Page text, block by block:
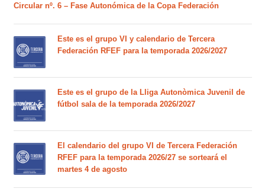
Circular nº. 6 – Fase Autonómica de la Copa Federación
Este es el grupo VI y calendario de Tercera
Federación RFEF para la temporada 2026/2027
Este es el grupo de la Lliga Autonòmica Juvenil de
fútbol sala de la temporada 2026/2027
El calendario del grupo VI de Tercera Federación
RFEF para la temporada 2026/27 se sorteará el
martes 4 de agosto